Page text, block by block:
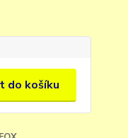
do košíku